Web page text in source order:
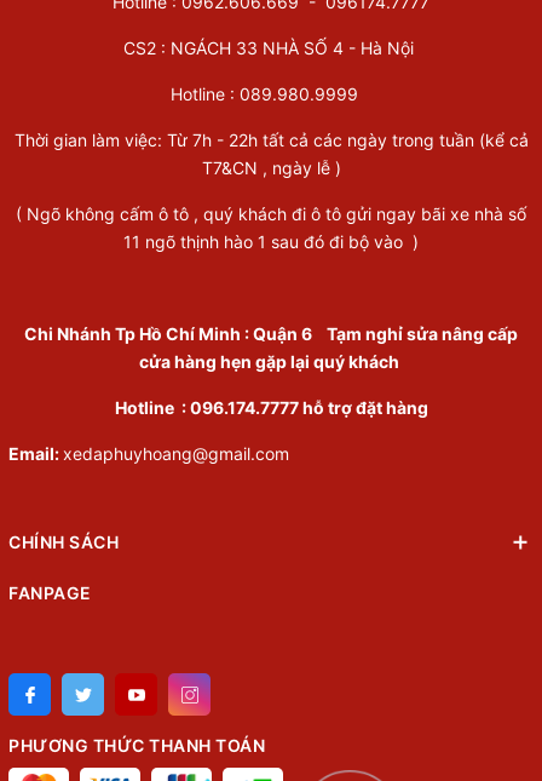
CS2 : NGÁCH 33 NHÀ SỐ 4 - Hà Nội
Hotline : 089.980.9999
Thời gian làm việc: Từ 7h - 22h tất cả các ngày trong tuần (kể cả
T7&CN , ngày lễ )
( Ngõ không cấm ô tô , quý khách đi ô tô gửi ngay bãi xe nhà số
11 ngõ thịnh hào 1 sau đó đi bộ vào )
Chi Nhánh Tp Hồ Chí Minh :Quận 6 Tạm nghỉ sửa nâng cấp
cửa hàng hẹn gặp lại quý khách
Hotline : 096.174.7777 hỗ trợ đặt hàng
Email:xedaphuyhoang@gmail.com
CHÍNH SÁCH
FANPAGE
PHƯƠNG THỨC THANH TOÁN